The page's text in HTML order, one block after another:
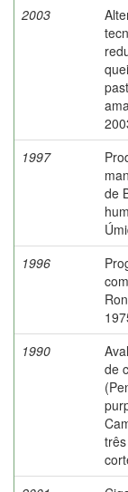
2003
1997
de
1996
1990
de